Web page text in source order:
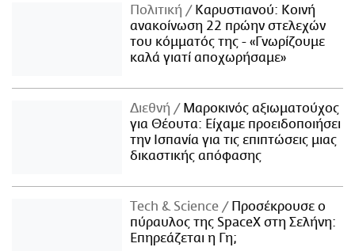
Πολιτική
Καρυστιανού: Κοινή
ανακοίνωση 22 πρώην στελεχών
του κόμματός της - «Γνωρίζουμε
καλά γιατί αποχωρήσαμε»
Διεθνή
Μαροκινός αξιωματούχος
για Θέουτα: Είχαμε προειδοποιήσει
την Ισπανία για τις επιπτώσεις μιας
δικαστικής απόφασης
Τech & Science
Προσέκρουσε ο
πύραυλος της SpaceX στη Σελήνη:
Επηρεάζεται η Γη;